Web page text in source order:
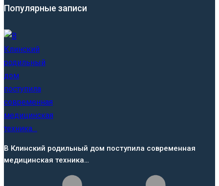
Популярные записи
В Клинский родильный дом поступила современная
медицинская техника…